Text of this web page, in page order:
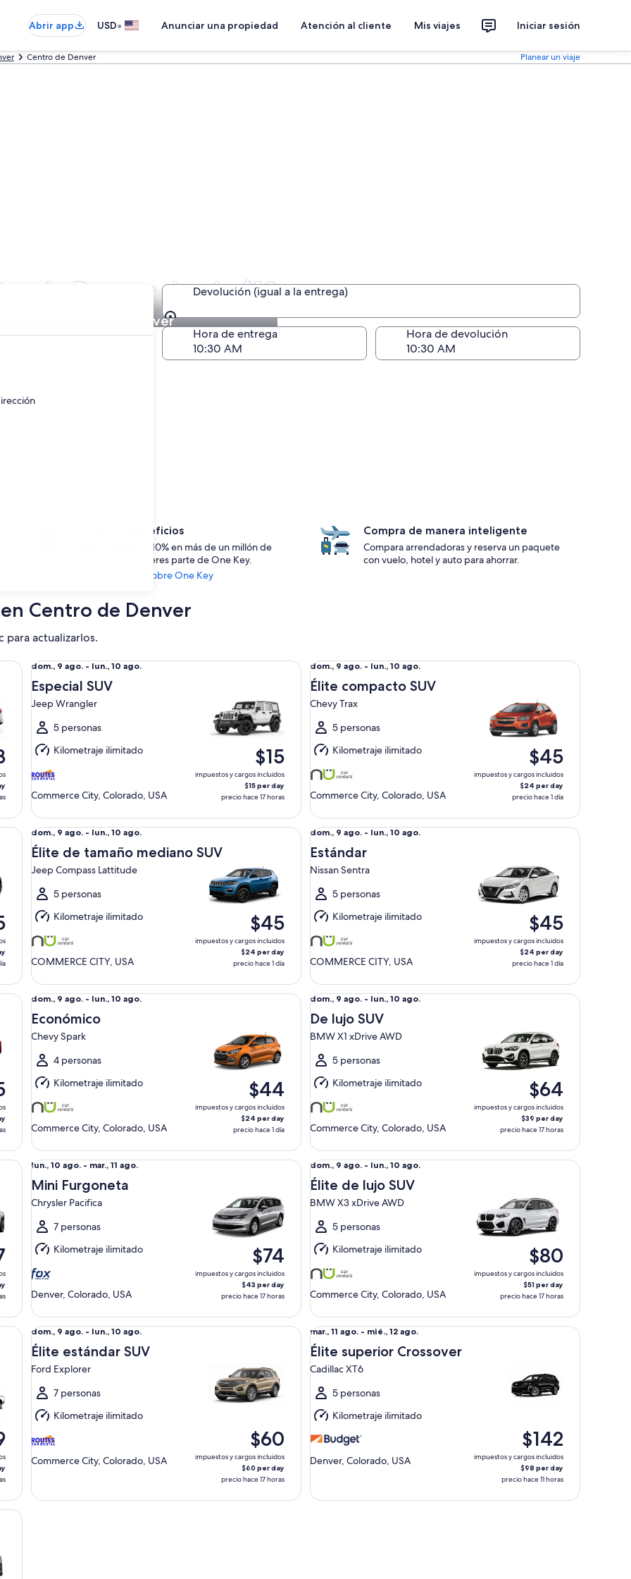
Abrir app USD• Anunciar una propiedad Atención al cliente Mis viajes Iniciar sesión
Centro de Denver Planear un viaje
de Denver desde $13
en Centro de Denver
Devolución (igual a la entrega)
Devolución (igual a la entrega)
de devolución
Hora de entrega Hora de devolución
Accede a beneficios
Ahorra desde un 10% en más de un millón de
rentas de auto si eres parte de One Key.
Ver información sobre One Key
Compra de manera inteligente
Compara arrendadoras y reserva un paquete
con vuelo, hotel y auto para ahorrar.
Centro de Denver
para actualizarlos.
Del
dom.,
9
ago.
al
lun.,
10
ago.
dom., 9 ago. - lun., 10 ago.
Especial SUV
Jeep Wrangler
5 personas
Kilometraje ilimitado
Commerce City, Colorado, USA
$15
impuestos y cargos incluidos
$15 per day
precio hace 17 horas
Especial SUV Jeep Wrangler
Del
dom.,
9
ago.
al
lun.,
10
ago.
dom., 9 ago. - lun., 10 ago.
Élite compacto SUV
Chevy Trax
5 personas
Kilometraje ilimitado
Commerce City, Colorado, USA
$45
impuestos y cargos incluidos
$24 per day
precio hace 1 día
Élite compacto SUV Chevy Trax
Del
dom.,
9
ago.
al
lun.,
10
ago.
dom., 9 ago. - lun., 10 ago.
Élite de tamaño mediano SUV
Jeep Compass Lattitude
5 personas
Kilometraje ilimitado
COMMERCE CITY, USA
$45
impuestos y cargos incluidos
$24 per day
precio hace 1 día
Élite de tamaño mediano SUV Jeep Compass Lattitude
Del
dom.,
9
ago.
al
lun.,
10
ago.
dom., 9 ago. - lun., 10 ago.
Estándar
Nissan Sentra
5 personas
Kilometraje ilimitado
COMMERCE CITY, USA
$45
impuestos y cargos incluidos
$24 per day
precio hace 1 día
Estándar Nissan Sentra
Del
dom.,
9
ago.
al
lun.,
10
ago.
dom., 9 ago. - lun., 10 ago.
Económico
Chevy Spark
4 personas
Kilometraje ilimitado
Commerce City, Colorado, USA
$44
impuestos y cargos incluidos
$24 per day
precio hace 1 día
Económico Chevy Spark
Del
dom.,
9
ago.
al
lun.,
10
ago.
dom., 9 ago. - lun., 10 ago.
De lujo SUV
BMW X1 xDrive AWD
5 personas
Kilometraje ilimitado
Commerce City, Colorado, USA
$64
impuestos y cargos incluidos
$39 per day
precio hace 17 horas
De lujo SUV BMW X1 xDrive AWD
Del
lun.,
10
ago.
al
mar.,
11
ago.
lun., 10 ago. - mar., 11 ago.
Mini Furgoneta
Chrysler Pacifica
7 personas
Kilometraje ilimitado
Denver, Colorado, USA
$74
impuestos y cargos incluidos
$43 per day
precio hace 17 horas
Mini Furgoneta Chrysler Pacifica
Del
dom.,
9
ago.
al
lun.,
10
ago.
dom., 9 ago. - lun., 10 ago.
Élite de lujo SUV
BMW X3 xDrive AWD
5 personas
Kilometraje ilimitado
Commerce City, Colorado, USA
$80
impuestos y cargos incluidos
$51 per day
precio hace 17 horas
Élite de lujo SUV BMW X3 xDrive AWD
2500 Crew
Del
dom.,
9
ago.
al
lun.,
10
ago.
dom., 9 ago. - lun., 10 ago.
Élite estándar SUV
Ford Explorer
7 personas
Kilometraje ilimitado
Commerce City, Colorado, USA
$60
impuestos y cargos incluidos
$60 per day
precio hace 17 horas
Élite estándar SUV Ford Explorer
Del
mar.,
11
ago.
al
mié.,
12
ago.
mar., 11 ago. - mié., 12 ago.
Élite superior Crossover
Cadillac XT6
5 personas
Kilometraje ilimitado
Denver, Colorado, USA
$142
impuestos y cargos incluidos
$98 per day
precio hace 11 horas
Élite superior Crossover Cadillac XT6